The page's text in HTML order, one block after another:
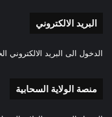
البريد الالكتروني
الدخول الى البريد الالكتروني
منصة الولاية السحابية